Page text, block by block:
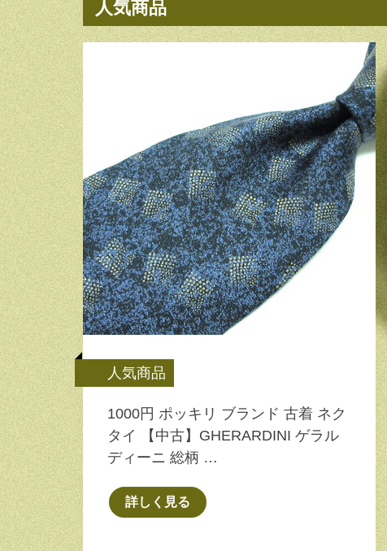
人気商品
人気商品
1000円 ポッキリ ブランド 古着 ネク
タイ 【中古】GHERARDINI ゲラル
ディーニ 総柄 …
詳しく見る